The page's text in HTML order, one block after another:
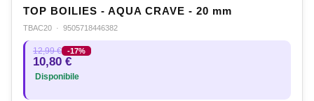
TOP BOILIES - AQUA CRAVE - 20 mm
TBAC20 · 9505718446382
12,99 € -17%
10,80 €
Disponibile